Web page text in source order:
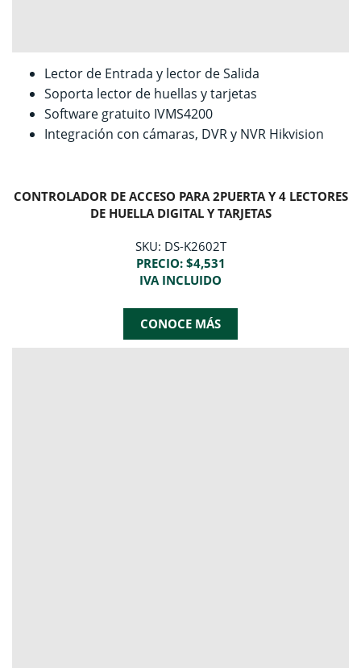
Lector de Entrada y lector de Salida
Soporta lector de huellas y tarjetas
Software gratuito IVMS4200
Integración con cámaras, DVR y NVR Hikvision
CONTROLADOR DE ACCESO PARA 2PUERTA Y 4 LECTORES
DE HUELLA DIGITAL Y TARJETAS
SKU: DS-K2602T
PRECIO: $4,531
IVA INCLUIDO
CONOCE MÁS